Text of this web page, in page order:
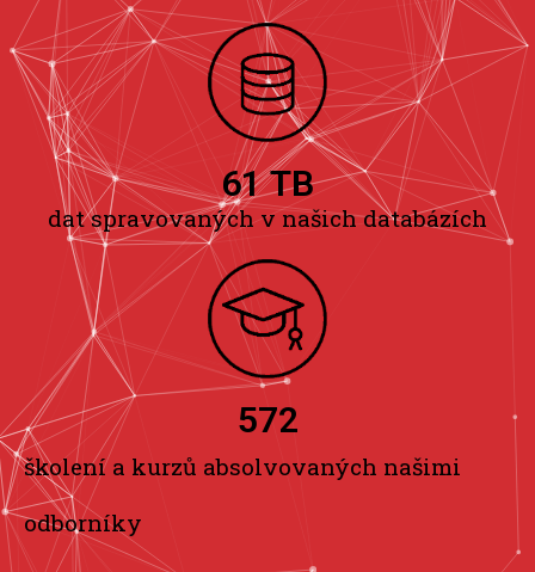
dat spravovaných v našich databázích
62 TB
školení a kurzů absolvovaných našimi
odborníky
573